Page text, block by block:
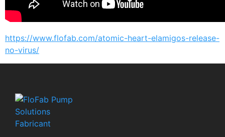
https://www.flofab.com/atomic-heart-elamigos-release-
no-virus/